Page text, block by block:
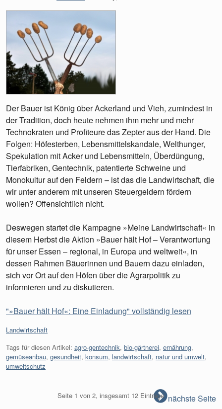
Der Bauer ist König über Ackerland und Vieh, zumindest in
der Tradition, doch heute nehmen ihm mehr und mehr
Technokraten und Profiteure das Zepter aus der Hand. Die
Folgen: Höfesterben, Lebensmittelskandale, Welthunger,
Spekulation mit Acker und Lebensmitteln, Überdüngung,
Tierfabriken, Gentechnik, patentierte Schweine und
Monokultur auf den Feldern – ist das die Landwirtschaft, die
wir unter anderem mit unseren Steuergeldern fördern
wollen? Offensichtlich nicht.
Deswegen startet die Kampagne »Meine Landwirtschaft« in
diesem Herbst die Aktion »Bauer hält Hof – Verantwortung
für unser Essen – regional, in Europa und weltweit«, in
dessen Rahmen Bäuerinnen und Bauern dazu einladen,
sich vor Ort auf den Höfen über die Agrarpolitik zu
informieren und zu diskutieren.
"»Bauer hält Hof«: Eine Einladung" vollständig lesen
Kategorien:
Landwirtschaft
Tags für diesen Artikel: agro-gentechnik, bio-gärtnerei, ernährung,
gemüseanbau, gesundheit, konsum, landwirtschaft, natur und umwelt,
umweltschutz
Seite 1 von 2, insgesamt 12 Einträge nächste Seite